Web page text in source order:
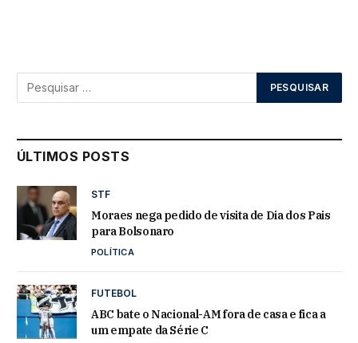
ÚLTIMOS POSTS
STF
Moraes nega pedido de visita de Dia dos Pais
para Bolsonaro
POLÍTICA
FUTEBOL
ABC bate o Nacional-AM fora de casa e fica a
um empate da Série C